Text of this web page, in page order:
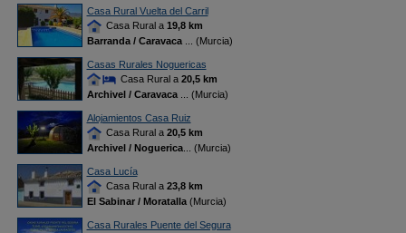
Casa Rural Vuelta del Carril
Casa Rural a 19,8 km
Barranda / Caravaca
... (Murcia)
Casas Rurales Noguericas
Casa Rural a 20,5 km
Archivel / Caravaca
... (Murcia)
Alojamientos Casa Ruiz
Casa Rural a 20,5 km
Archivel / Noguerica... (Murcia)
Casa Lucía
Casa Rural a 23,8 km
El Sabinar / Moratalla(Murcia)
Casa Rurales Puente del Segura